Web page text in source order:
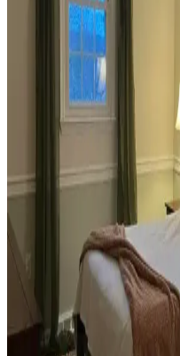
Veranda dekorasyonunda
uyumlu kullanımı mekânı
seçimler verandanın
Habitat'tan İkinci El
Dekorasyonunda Stil
Habitat mağazalarından
dekorasyon için fırsatlar
oluşturma evin atmosferini
Teal Renkli
Uyumunda Renk
Teal renkli sandalyenin halı
aksesuar seçimiyle sağlanır.
ahşap dolap, teal rengini öne
Yan Sehpa Boyama
Dekorasyon Uyumu